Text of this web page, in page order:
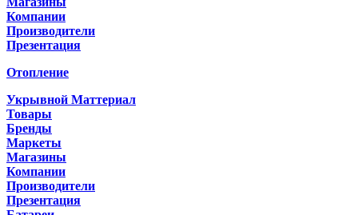
Компании
Производители
Презентация
Отопление
Укрывной Маттериал
Товары
Бренды
Маркеты
Магазины
Компании
Производители
Презентация